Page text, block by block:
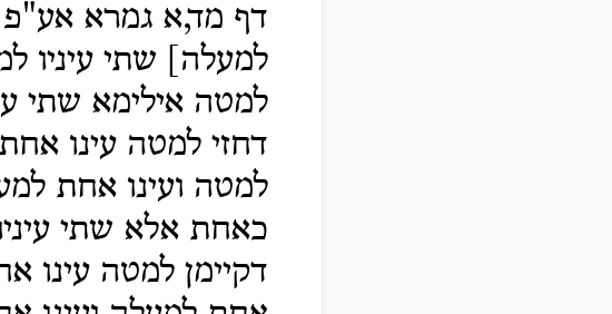
דף מד,א גמרא אע"פ
למעלה] שתי עיניו
למטה אילימא שתי
דחזי למטה עינו
למטה ועינו אחת
כאחת אלא שתי
דקיימן למטה עינו